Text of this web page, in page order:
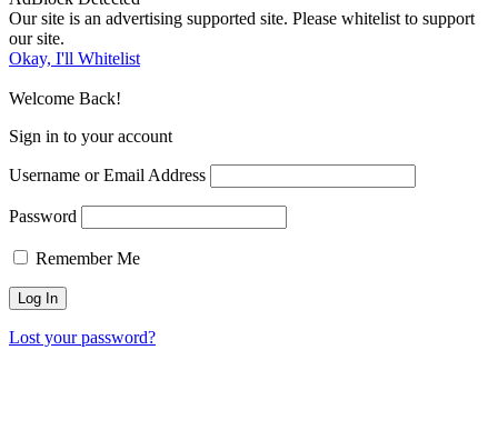
Our site is an advertising supported site. Please whitelist to support
our site.
Okay, I'll Whitelist
Welcome Back!
Sign in to your account
Username or Email Address
Password
Remember Me
Lost your password?